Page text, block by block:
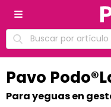
Pavo
Para yeguas en